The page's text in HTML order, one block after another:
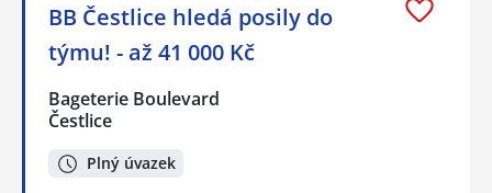
BB Čestlice hledá posily do
týmu! - až 41 000 Kč
Bageterie Boulevard
Čestlice
Plný úvazek